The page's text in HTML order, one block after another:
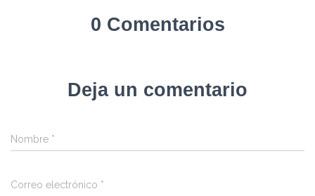
0 Comentarios
Deja un comentario
Nombre *
Correo electrónico *